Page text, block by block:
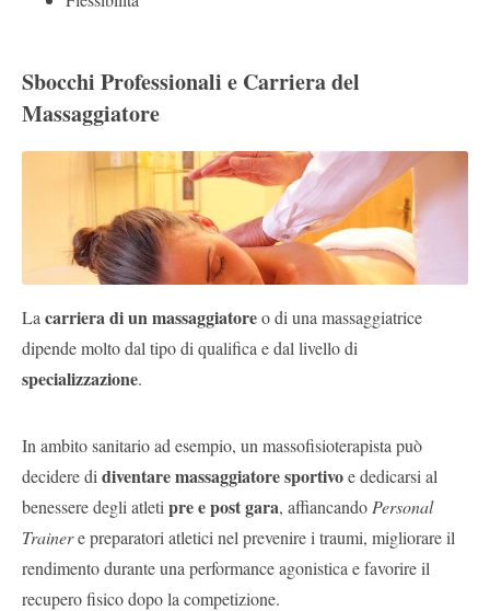
Sbocchi Professionali e Carriera del
Massaggiatore
La carriera di un massaggiatoreo di una massaggiatrice
dipende molto dal tipo di qualifica e dal livello di
specializzazione.
In ambito sanitario ad esempio, un massofisioterapista può
decidere di diventare massaggiatore sportivoe dedicarsi al
benessere degli atleti pre e post gara, affiancando Personal
Trainere preparatori atletici nel prevenire i traumi, migliorare il
rendimento durante una performance agonistica e favorire il
recupero fisico dopo la competizione.